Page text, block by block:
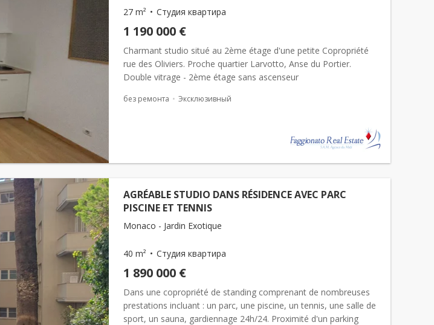
27 m² Студия квартира
1 190 000 €
Charmant studio situé au 2ème étage d'une petite Copropriété
rue des Oliviers. Proche quartier Larvotto, Anse du Portier.
Double vitrage - 2ème étage sans ascenseur
без ремонта Эксклюзивный
AGRÉABLE STUDIO DANS RÉSIDENCE AVEC PARC
PISCINE ET TENNIS
Monaco - Jardin Exotique
40 m² Студия квартира
1 890 000 €
Dans une copropriété de standing comprenant de nombreuses
prestations incluant : un parc, une piscine, un tennis, une salle de
sport, un sauna, gardiennage 24h/24. Proximité d'un parking